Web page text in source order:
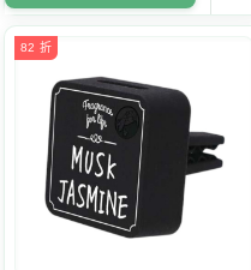
82 折